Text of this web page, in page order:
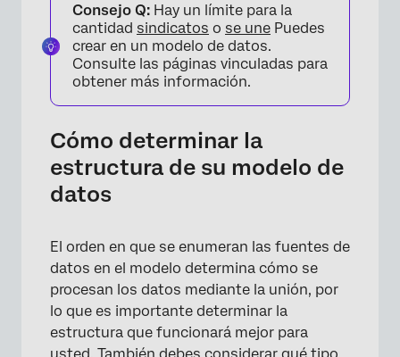
Consejo Q: Hay un límite para la
cantidad sindicatos o se une Puedes
crear en un modelo de datos.
Consulte las páginas vinculadas para
obtener más información.
Cómo determinar la
estructura de su modelo de
datos
El orden en que se enumeran las fuentes de
datos en el modelo determina cómo se
procesan los datos mediante la unión, por
lo que es importante determinar la
estructura que funcionará mejor para